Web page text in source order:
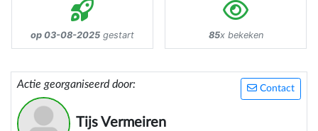
op 03-08-2025 gestart 85x bekeken
Contact
Actie georganiseerd door:
Tijs Vermeiren